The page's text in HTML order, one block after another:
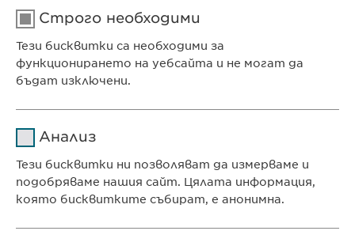
Ewopharma Ltd
ул. „8-ми декември“ № 13
Строго необходими
Тези бисквитки са необходими за
функционирането на уебсайта и не могат да
бъдат изключени.
Продължителност 1 година
Съхранява състоянието
Анализ
Тези бисквитки ни позволяват да измерваме и
подобряваме нашия сайт. Цялата информация,
която бисквитките събират, е анонимна.